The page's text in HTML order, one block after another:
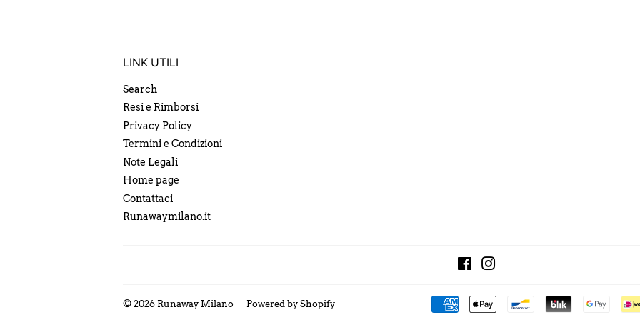
LINK UTILI
Search
Resi e Rimborsi
Privacy Policy
Termini e Condizioni
Note Legali
Home page
Contattaci
Runawaymilano.it
Facebook
© 2026 Runaway Milano Powered by Shopify